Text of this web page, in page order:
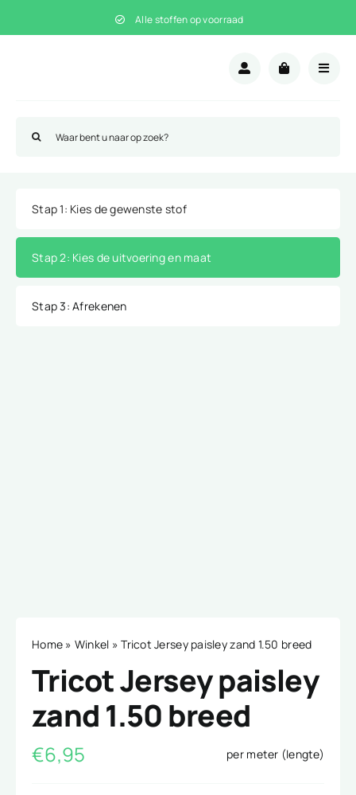
naar
Alle stoffen op voorraad
naar:
Stap 1: Kies de gewenste stof
Stap 2: Kies de uitvoering en maat
Stap 3: Afrekenen
Home » Winkel »Tricot Jersey paisley zand 1.50 breed
Tricot Jersey paisley
zand 1.50 breed
€6,95 per meter (lengte)